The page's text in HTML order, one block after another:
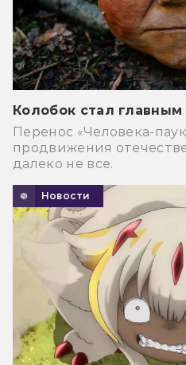
Колобок стал
Перенос «Человека-
продвижения
далеко не все.
Новости